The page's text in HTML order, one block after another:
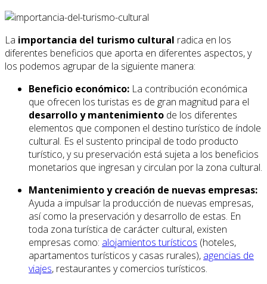
La importancia del turismo cultural radica en los
diferentes beneficios que aporta en diferentes aspectos, y
los podemos agrupar de la siguiente manera:
Beneficio económico: La contribución económica
que ofrecen los turistas es de gran magnitud para el
desarrollo y mantenimiento de los diferentes
elementos que componen el destino turístico de índole
cultural. Es el sustento principal de todo producto
turístico, y su preservación está sujeta a los beneficios
monetarios que ingresan y circulan por la zona cultural.
Mantenimiento y creación de nuevas empresas:
Ayuda a impulsar la producción de nuevas empresas,
así como la preservación y desarrollo de estas. En
toda zona turística de carácter cultural, existen
empresas como: alojamientos turísticos (hoteles,
apartamentos turísticos y casas rurales), agencias de
viajes, restaurantes y comercios turísticos.